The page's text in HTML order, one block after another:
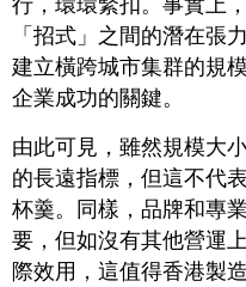
「招式」之間的潛在張
建立橫跨城市集群的規
企業成功的關鍵。
由此可見，雖然規模大
的長遠指標，但這不代
杯羹。同樣，品牌和專
要，但如沒有其他營運
際效用，這值得香港製